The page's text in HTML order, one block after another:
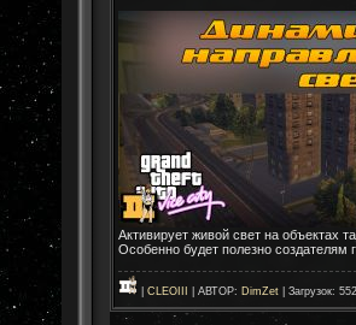
Активирует живой свет на объектах
Особенно будет полезно создателям
CLEOIII | АВТОР: DimZet | Загрузок: